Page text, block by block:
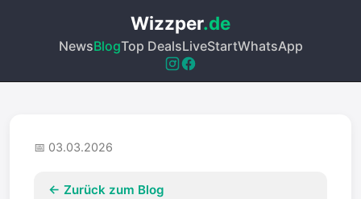
Wizzper.de
NewsBlogTop DealsLiveStartWhatsApp
📅 03.03.2026
← Zurück zum Blog